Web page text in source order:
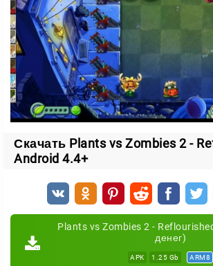
XVIII века с индустриальными
В Паровых Веках вам придётся
особенности уровня. Например,
которых то и дело вылезают
Еженедельные испытания
в тонусе. Один из них —Вызов
За успешное прохождение вы
новые бонусы и саженцы. Но
стоит — здесь нужны концентрация
адаптация к меняющимся условиям.
Скачать Plants vs Zombies 2 -
Android 4.4+
Plants vs Zombies 2 -
денег)
APK 1.25 Gb ARM8